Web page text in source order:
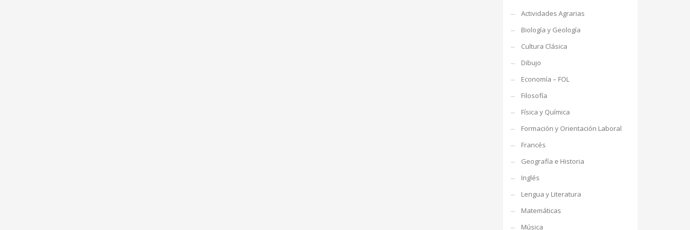
Actividades Agrarias
Biología y Geología
Cultura Clásica
Dibujo
Economía – FOL
Filosofía
Física y Química
Formación y Orientación Laboral
Francés
Geografía e Historia
Inglés
Lengua y Literatura
Matemáticas
Música